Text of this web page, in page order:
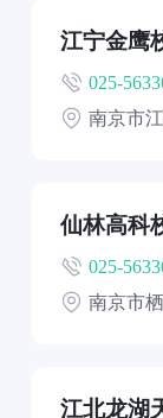
江宁金鹰
025-
南京市
仙林高科
025-
南京市
江北龙湖